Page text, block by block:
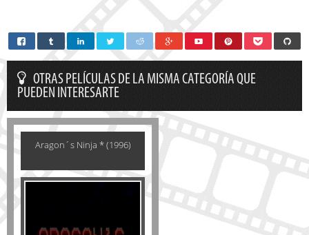
OTRAS PELÍCULAS DE LA MISMA CATEGORÍA QUE
PUEDEN INTERESARTE
Aragon´s Ninja * (1996)